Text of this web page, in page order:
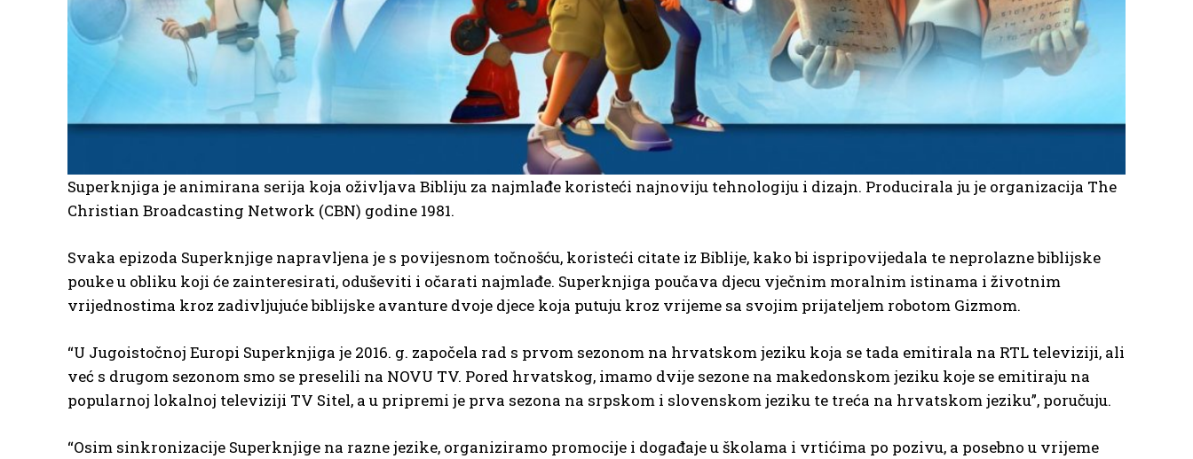
Superknjiga je animirana serija koja oživljava Bibliju za najmlađe koristeći najnoviju tehnologiju i dizajn. Producirala ju je organizacija The
Christian Broadcasting Network (CBN) godine 1981.
Svaka epizoda Superknjige napravljena je s povijesnom točnošću, koristeći citate iz Biblije, kako bi ispripovijedala te neprolazne biblijske
pouke u obliku koji će zainteresirati, oduševiti i očarati najmlađe. Superknjiga poučava djecu vječnim moralnim istinama i životnim
vrijednostima kroz zadivljujuće biblijske avanture dvoje djece koja putuju kroz vrijeme sa svojim prijateljem robotom Gizmom.
“U Jugoistočnoj Europi Superknjiga je 2016. g. započela rad s prvom sezonom na hrvatskom jeziku koja se tada emitirala na RTL televiziji, ali
već s drugom sezonom smo se preselili na NOVU TV. Pored hrvatskog, imamo dvije sezone na makedonskom jeziku koje se emitiraju na
popularnoj lokalnoj televiziji TV Sitel, a u pripremi je prva sezona na srpskom i slovenskom jeziku te treća na hrvatskom jeziku”, poručuju.
“Osim sinkronizacije Superknjige na razne jezike, organiziramo promocije i događaje u školama i vrtićima po pozivu, a posebno u vrijeme